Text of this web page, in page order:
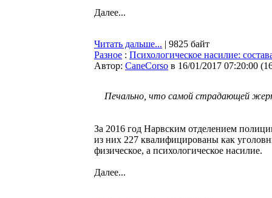
Далее...
Читать дальше... | 9825 байт
Разное : Психологическое насилие:
Автор: CaneCorso в 16/01/2017 07:20:00 (
Печально, что самой страдающей
За 2016 год Нарвским отделением
из них 227 квалифицированы как
физическое, а психологическое насилие.
Далее...